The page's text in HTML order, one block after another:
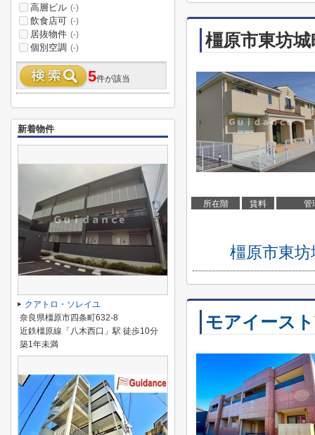
橿原市東坊
所在階 賃料 管
橿原市東
モアイース
高層ビル (-)
飲食店可 (-)
居抜物件 (-)
個別空調 (-)
5件が該当
新着物件
クアトロ・ソレイユ
奈良県橿原市四条町632-8
近鉄橿原線「八木西口」駅 徒歩10分
築1年未満